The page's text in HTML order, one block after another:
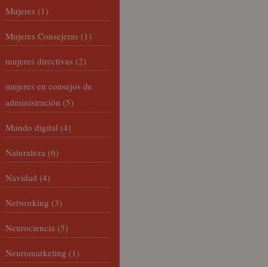
Mujeres (1)
Mujeres Consejeras (1)
mujeres directivas (2)
mujeres en consejos de
administración (5)
Mundo digital (4)
Naturaleza (6)
Navidad (4)
Networking (3)
Neurociencia (5)
Neuromarketing (1)